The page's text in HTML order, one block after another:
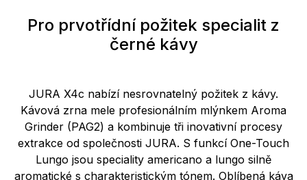
Pro prvotřídní požitek specialit z
černé kávy
JURA X4c nabízí nesrovnatelný požitek z kávy.
Kávová zrna mele profesionálním mlýnkem Aroma
Grinder (PAG2) a kombinuje tři inovativní procesy
extrakce od společnosti JURA. S funkcí One-Touch
Lungo jsou speciality americano a lungo silně
aromatické s charakteristickým tónem. Oblíbená káva